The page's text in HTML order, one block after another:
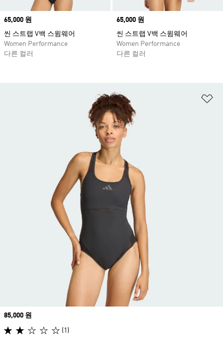
Price
65,000 원
씬 스트랩 V백 스윔웨어
Women Performance
다른 컬러
Price
65,000 원
씬 스트랩 V백 스윔웨어
Women Performance
다른 컬러
Price
85,000 원
(1)